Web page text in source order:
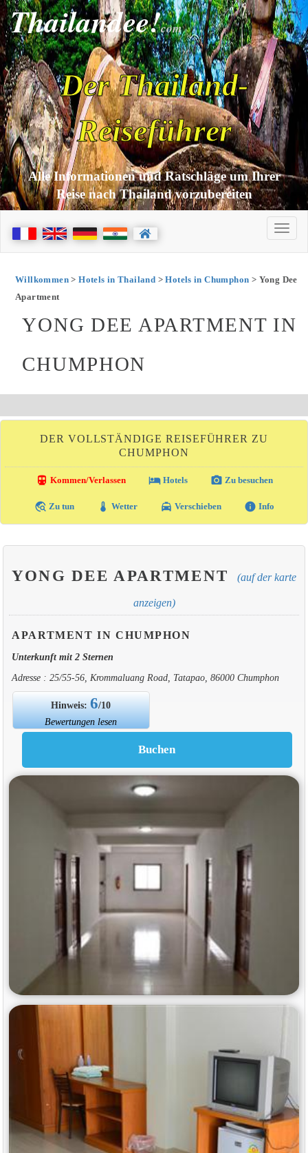
Thailandee!com
Der Thailand-
Reiseführer
Alle Informationen und Ratschläge um Ihrer
Reise nach Thailand vorzubereiten
Willkommen>Hotels in Thailand >Hotels in Chumphon > Yong Dee
Apartment
YONG DEE APARTMENT IN
CHUMPHON
DER VOLLSTÄNDIGE REISEFÜHRER ZU
CHUMPHON
directions_transit Kommen/Verlassen local_hotelHotels photo_camera Zu besuchen
travel_explore Zu tun thermostat Wetter local_taxi Verschieben info Info
YONG DEE APARTMENT (auf der karte
anzeigen)
APARTMENT IN CHUMPHON
Unterkunft mit 2 Sternen
Adresse : 25/55-56, Krommaluang Road, Tatapao, 86000 Chumphon
Hinweis:6/10
Bewertungen lesen